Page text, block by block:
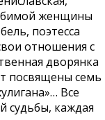
женщины
поэтесса
отношения с
дворянка
посвящены семь
Все
судьбы, каждая